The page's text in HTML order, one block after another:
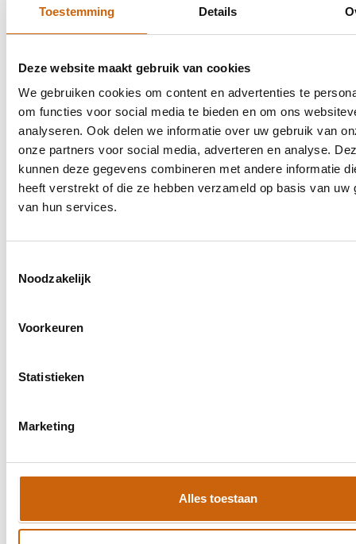
Toestemming Details
Deze website maakt gebruik van cookies
We gebruiken cookies om content en advertenties te
om functies voor social media te bieden en om ons
analyseren. Ook delen we informatie over uw gebruik van
onze partners voor social media, adverteren en analyse.
kunnen deze gegevens combineren met andere informatie
heeft verstrekt of die ze hebben verzameld op basis van uw
van hun services.
Noodzakelijk
Voorkeuren
Statistieken
Marketing
Alles toestaan
Direct een tolk aanvragen
Via ons portaal kun je heel eenvoudig zelf een tolk
aanvragen. Ga naar onsMasterPortaalen maak een
account aan om jouw aanvraag te starten. Lukt dit niet of
heb je liever persoonlijk contact? Vul dan het
contactformulier hieronder in, mail naar
office@mastertolken.nlof bel075-2047016.
Voornaam
Achternaam
Telefoonnumer